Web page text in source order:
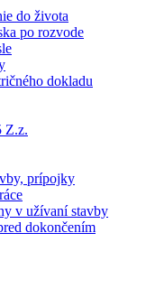
do života
po rozvode
dokladu
Z.z.
prípojky
v užívaní stavby
dokončením